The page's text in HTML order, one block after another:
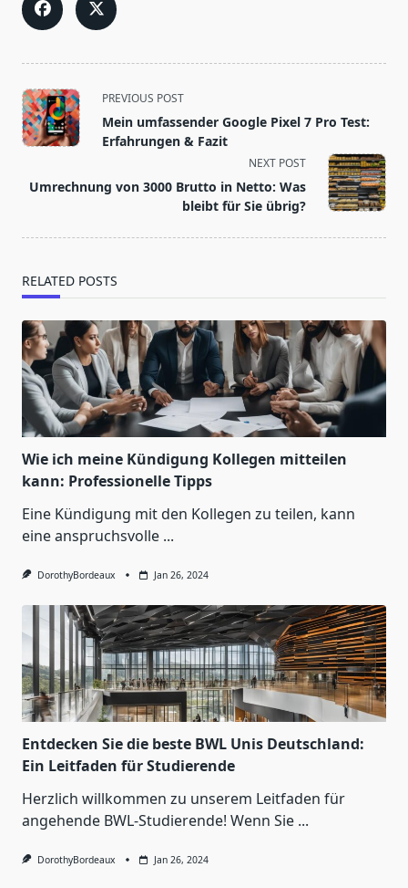
<span
class="nav-
subtitle
reader-
PREVIOUS POST
Mein umfassender Google Pixel 7 Pro Test:
Erfahrungen & Fazit
NEXT POST
Umrechnung von 3000 Brutto in Netto: Was
bleibt für Sie übrig?
RELATED POSTS
Wie ich meine Kündigung Kollegen mitteilen
kann: Professionelle Tipps
Eine Kündigung mit den Kollegen zu teilen, kann
eine anspruchsvolle ...
DorothyBordeaux Jan 26, 2024
Entdecken Sie die beste BWL Unis Deutschland:
Ein Leitfaden für Studierende
Herzlich willkommen zu unserem Leitfaden für
angehende BWL-Studierende! Wenn Sie ...
DorothyBordeaux Jan 26, 2024